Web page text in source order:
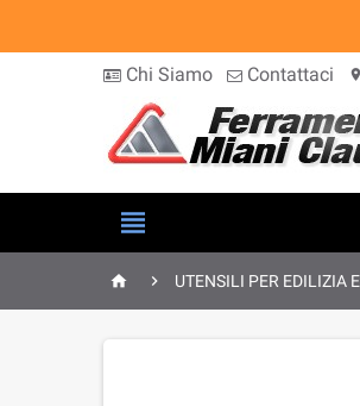
Chi Siamo Contattaci location_on

  UTENSILI PER EDILIZIA